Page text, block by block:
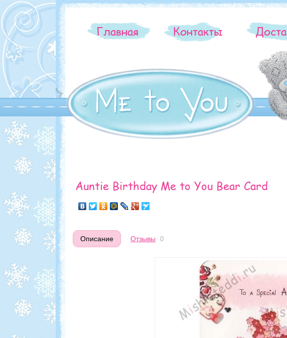
Главная Контакты
Auntie Birthday Me to You Bear Card
Описание Отзывы 0